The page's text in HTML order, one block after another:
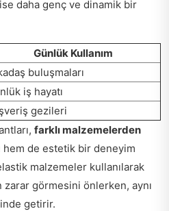
daha genç ve dinamik bir
Günlük Kullanım
buluşmaları
iş hayatı
gezileri
farklı malzemelerden
de estetik bir deneyim
malzemeler kullanılarak
zarar görmesini önlerken, aynı
getirir.